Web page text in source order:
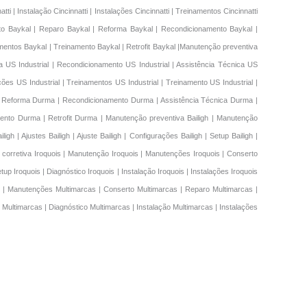
Manutenção preventiva
Industrial | Recondicionamento US Industrial | Assistência Técnica US
US Industrial | Treinamentos US Industrial | Treinamento US Industrial |
Durma | Recondicionamento Durma | Assistência Técnica Durma |
Durma | Retrofit Durma | Manutenção preventiva Bailigh | Manutenção
| Ajustes Bailigh | Ajuste Bailigh | Configurações Bailigh | Setup Bailigh |
Iroquois | Manutenção Iroquois | Manutenções Iroquois | Conserto
Iroquois | Diagnóstico Iroquois | Instalação Iroquois | Instalações Iroquois
Multimarcas | Conserto Multimarcas | Reparo Multimarcas |
| Diagnóstico Multimarcas | Instalação Multimarcas | Instalações